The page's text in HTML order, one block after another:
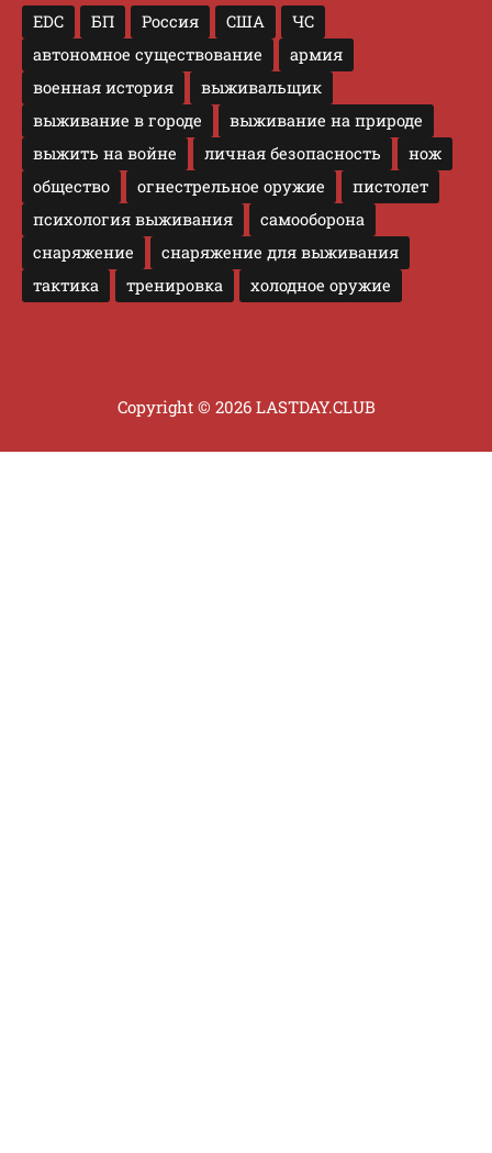
EDC БП Россия США
ЧС
автономное существование
армия
военная история
выживальщик
выживание в городе
выживание на природе
выжить на войне
личная безопасность
нож
общество
огнестрельное оружие
пистолет
психология выживания
самооборона
снаряжение
снаряжение для выживания
тактика
тренировка холодное оружие
Copyright © 2026 LASTDAY.CLUB